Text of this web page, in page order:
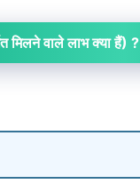
मिलने वाले लाभ क्या हैं) ?